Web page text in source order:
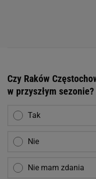
Czy Raków
w przyszłym sezonie?
Tak
Nie
Nie mam zdania